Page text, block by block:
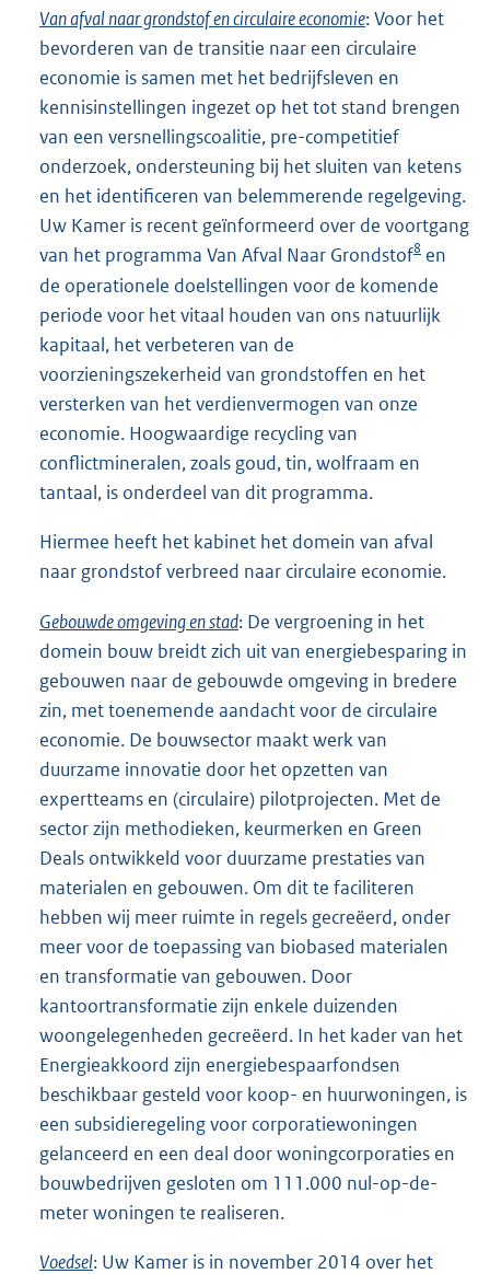
Van afval naar grondstof en circulaire economie: Voor het
bevorderen van de transitie naar een circulaire
economie is samen met het bedrijfsleven en
kennisinstellingen ingezet op het tot stand brengen
van een versnellingscoalitie, pre-competitief
onderzoek, ondersteuning bij het sluiten van ketens
en het identificeren van belemmerende regelgeving.
Uw Kamer is recent geïnformeerd over de voortgang
van het programma Van Afval Naar Grondstof8 en
de operationele doelstellingen voor de komende
periode voor het vitaal houden van ons natuurlijk
kapitaal, het verbeteren van de
voorzieningszekerheid van grondstoffen en het
versterken van het verdienvermogen van onze
economie. Hoogwaardige recycling van
conflictmineralen, zoals goud, tin, wolfraam en
tantaal, is onderdeel van dit programma.
Hiermee heeft het kabinet het domein van afval
naar grondstof verbreed naar circulaire economie.
Gebouwde omgeving en stad: De vergroening in het
domein bouw breidt zich uit van energiebesparing in
gebouwen naar de gebouwde omgeving in bredere
zin, met toenemende aandacht voor de circulaire
economie. De bouwsector maakt werk van
duurzame innovatie door het opzetten van
expertteams en (circulaire) pilotprojecten. Met de
sector zijn methodieken, keurmerken en Green
Deals ontwikkeld voor duurzame prestaties van
materialen en gebouwen. Om dit te faciliteren
hebben wij meer ruimte in regels gecreëerd, onder
meer voor de toepassing van biobased materialen
en transformatie van gebouwen. Door
kantoortransformatie zijn enkele duizenden
woongelegenheden gecreëerd. In het kader van het
Energieakkoord zijn energiebespaarfondsen
beschikbaar gesteld voor koop- en huurwoningen, is
een subsidieregeling voor corporatiewoningen
gelanceerd en een deal door woningcorporaties en
bouwbedrijven gesloten om 111.000 nul-op-de-
meter woningen te realiseren.
Voedsel: Uw Kamer is in november 2014 over het